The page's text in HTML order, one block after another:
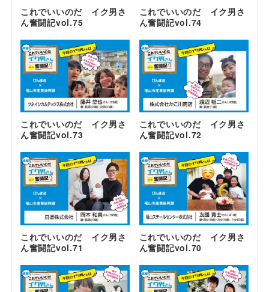
これでいいのだ イク男さ
ん奮闘記vol.75
これでいいのだ イク男さ
ん奮闘記vol.74
これでいいのだ イク男さ
ん奮闘記vol.73
これでいいのだ イク男さ
ん奮闘記vol.72
これでいいのだ イク男さ
ん奮闘記vol.71
これでいいのだ イク男さ
ん奮闘記vol.70